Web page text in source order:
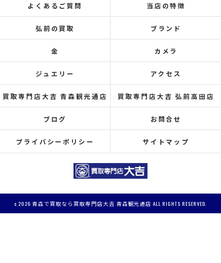
よくあるご質問 当店の特徴
弘前の買取 ブランド
金 カメラ
ジュエリー アクセス
買取専門店大吉 青森観光通店 買取専門店大吉 弘前高田店
ブログ お問合せ
プライバシーポリシー サイトマップ
c 2026 青森で買取なら買取専門店大吉 青森観光通店 ALL RIGHTS RESERVED.